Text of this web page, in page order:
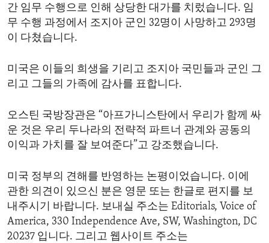
간 임무 수행으로 인해 상당한 대가를 치렀습니다. 임
무 수행 과정에서 조지아 군인 32명이 사망하고 293명
이 다쳤습니다.
미국은 이들의 희생을 기리고 조지아 국민들과 군인 그
리고 그들의 가족에 감사를 표합니다.
오스틴 국방장관은 “아프가니스탄에서 우리가 함께 싸
운 것은 우리 두나라의 전략적 파트너 관계와 공동의
이익과 가치를 잘 보여준다”고 강조했습니다.
미국 정부의 견해를 반영하는 논평이었습니다. 이에
관한 의견이 있으신 분은 영문 또는 한글로 편지를 보
내주시기 바랍니다. 보내실 주소는 Editorials, Voice of
America, 330 Independence Ave, SW, Washington, DC
20237 입니다. 그리고 웹사이트 주소는